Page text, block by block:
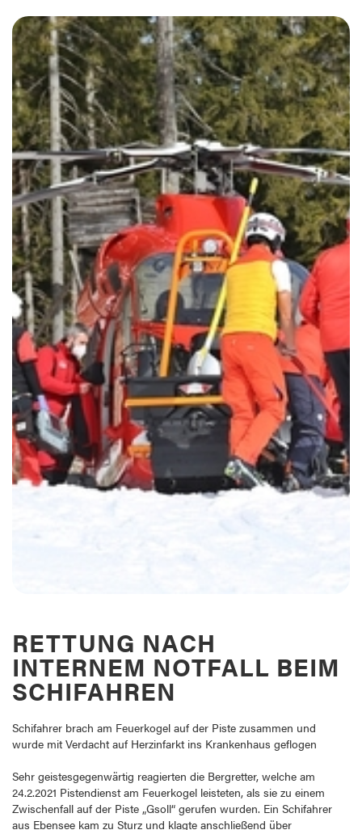
RETTUNG NACH
INTERNEM NOTFALL BEIM
SCHIFAHREN
Schifahrer brach am Feuerkogel auf der Piste zusammen und
wurde mit Verdacht auf Herzinfarkt ins Krankenhaus geflogen
Sehr geistesgegenwärtig reagierten die Bergretter, welche am
24.2.2021 Pistendienst am Feuerkogel leisteten, als sie zu einem
Zwischenfall auf der Piste „Gsoll“ gerufen wurden. Ein Schifahrer
aus Ebensee kam zu Sturz und klagte anschließend über